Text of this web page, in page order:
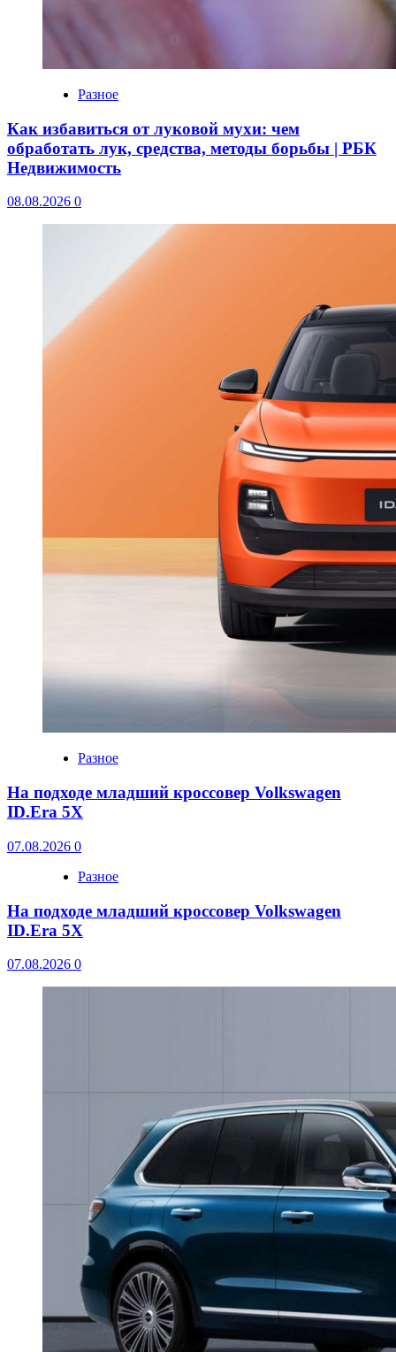
Разное
Как избавиться от луковой мухи: чем
обработать лук, средства, методы борьбы | РБК
Недвижимость
08.08.2026 0
Разное
На подходе младший кроссовер Volkswagen
ID.Era 5X
07.08.2026 0
Разное
На подходе младший кроссовер Volkswagen
ID.Era 5X
07.08.2026 0